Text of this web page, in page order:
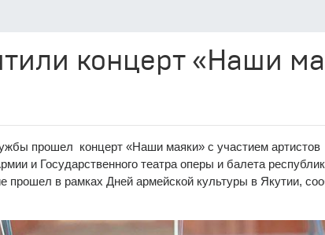
концерт «Наши
прошел концерт «Наши маяки» с участием артистов
и Государственного театра оперы и балета
в рамках Дней армейской культуры в Якутии,